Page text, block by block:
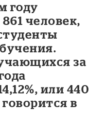
году
человек,
за
или 440
говорится в